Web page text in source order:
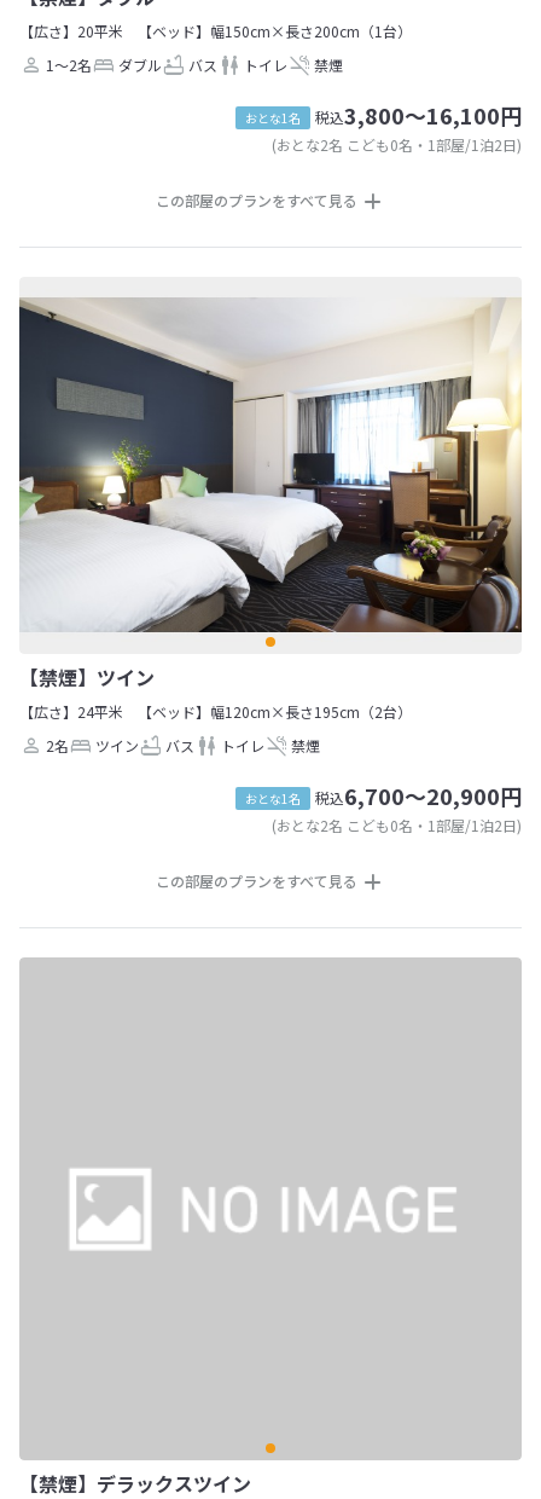
【広さ】20平米
【ベッド】幅150cm×長さ200cm（1台）
1～2名
ダブル バス トイレ 禁煙
おとな1名 税込3,800～16,100円
(おとな2名 こども0名・1部屋/1泊2日)
この部屋のプランをすべて見る
【禁煙】ツイン
【広さ】24平米
【ベッド】幅120cm×長さ195cm（2台）
2名
ツイン バス トイレ 禁煙
おとな1名 税込6,700～20,900円
(おとな2名 こども0名・1部屋/1泊2日)
この部屋のプランをすべて見る
【禁煙】デラックスツイン